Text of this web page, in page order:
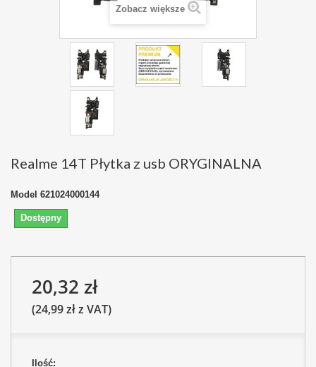
Zobacz większe
Realme 14T Płytka z usb ORYGINALNA
Model 621024000144
Dostępny
20,32 zł
(24,99 zł z VAT)
Ilość: